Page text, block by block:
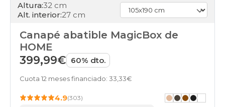
Altura:32 cm
Alt. interior:27 cm
Canapé abatible MagicBox de
HOME
399,99€ 60% dto.
Cuota 12 meses financiado: 33,33€
4.9(303)